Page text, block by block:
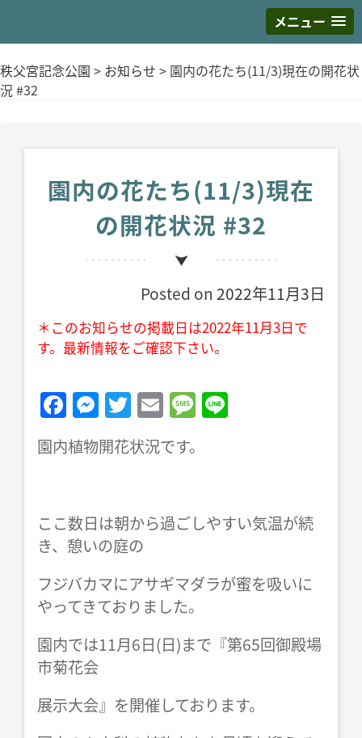
メニュー
S
k
i
秩父宮記念公園 > お知らせ > 園内の花たち(11/3)現在の開花状
況 #32
園内の花たち(11/3)現在
の開花状況 #32
Posted on 2022年11月3日
＊このお知らせの掲載日は2022年11月3日で
す。最新情報をご確認下さい。
F
a
c
b
o
o
k
M
e
ss
n
g
er
T
w
itt
E
m
ai
M
e
g
e
園内植物開花状況です。
ここ数日は朝から過ごしやすい気温が続
き、憩いの庭の
フジバカマにアサギマダラが蜜を吸いに
やってきておりました。
園内では11月6日(日)まで『第65回御殿場
市菊花会
展示大会』を開催しております。